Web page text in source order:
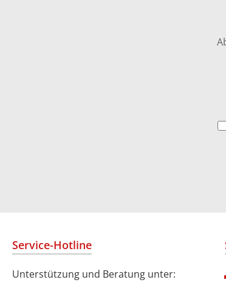
Service-Hotline
Unterstützung und Beratung unter: